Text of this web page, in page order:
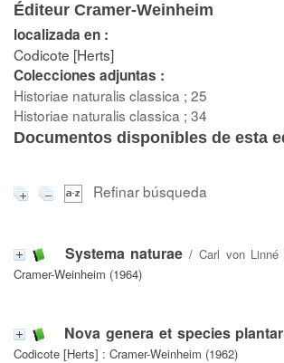
Éditeur Cramer-Weinheim
localizada en :
Codicote [Herts]
Colecciones adjuntas :
Historiae naturalis classica ; 25
Historiae naturalis classica ; 34
Documentos disponibles de esta
Refinar búsqueda
Systema naturae / Carl von Linné
Cramer-Weinheim (1964)
Nova genera et species
Codicote [Herts] : Cramer-Weinheim (1962)